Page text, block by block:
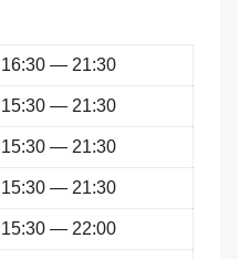
16:30 — 21:30
15:30 — 21:30
15:30 — 21:30
15:30 — 21:30
15:30 — 22:00